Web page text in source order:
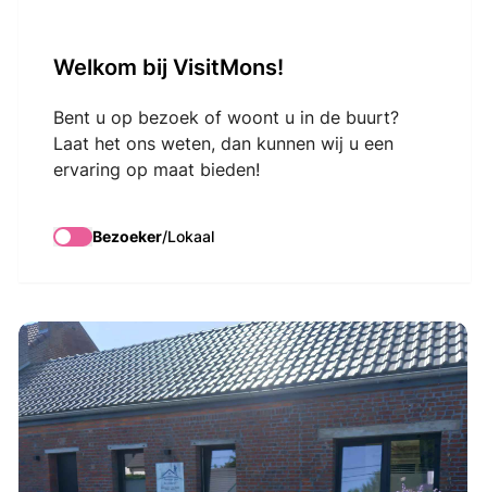
Welkom bij VisitMons!
Bent u op bezoek of woont u in de buurt?
Laat het ons weten, dan kunnen wij u een
ervaring op maat bieden!
Bezoeker/Lokaal
Pourquoi pas...au
Canard